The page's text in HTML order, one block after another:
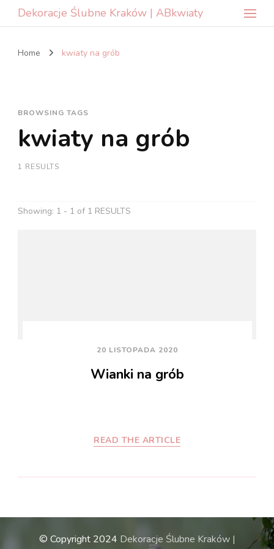
Dekoracje Ślubne Kraków | ABkwiaty
Home kwiaty na grób
BROWSING TAGS
kwiaty na grób
1 RESULTS
Showing: 1 - 1 of 1 RESULTS
20 LISTOPADA 2020
Wianki na grób
READ THE ARTICLE
© Copyright 2024 Dekoracje Ślubne Kraków |